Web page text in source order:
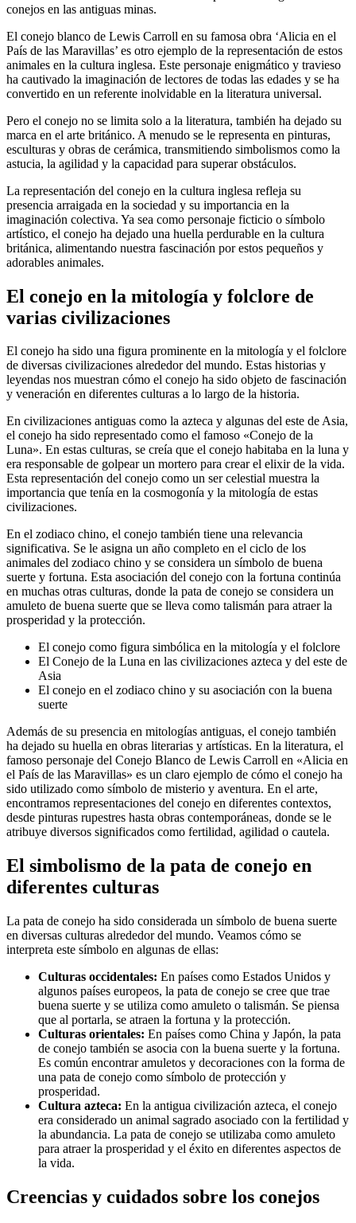
conejos en las antiguas minas.
El conejo blanco de Lewis Carroll en su famosa obra ‘Alicia en el
País de las Maravillas’ es otro ejemplo de la representación de estos
animales en la cultura inglesa. Este personaje enigmático y travieso
ha cautivado la imaginación de lectores de todas las edades y se ha
convertido en un referente inolvidable en la literatura universal.
Pero el conejo no se limita solo a la literatura, también ha dejado su
marca en el arte británico. A menudo se le representa en pinturas,
esculturas y obras de cerámica, transmitiendo simbolismos como la
astucia, la agilidad y la capacidad para superar obstáculos.
La representación del conejo en la cultura inglesa refleja su
presencia arraigada en la sociedad y su importancia en la
imaginación colectiva. Ya sea como personaje ficticio o símbolo
artístico, el conejo ha dejado una huella perdurable en la cultura
británica, alimentando nuestra fascinación por estos pequeños y
adorables animales.
El conejo en la mitología y folclore de
varias civilizaciones
El conejo ha sido una figura prominente en la mitología y el folclore
de diversas civilizaciones alrededor del mundo. Estas historias y
leyendas nos muestran cómo el conejo ha sido objeto de fascinación
y veneración en diferentes culturas a lo largo de la historia.
En civilizaciones antiguas como la azteca y algunas del este de Asia,
el conejo ha sido representado como el famoso «Conejo de la
Luna». En estas culturas, se creía que el conejo habitaba en la luna y
era responsable de golpear un mortero para crear el elixir de la vida.
Esta representación del conejo como un ser celestial muestra la
importancia que tenía en la cosmogonía y la mitología de estas
civilizaciones.
En el zodiaco chino, el conejo también tiene una relevancia
significativa. Se le asigna un año completo en el ciclo de los
animales del zodiaco chino y se considera un símbolo de buena
suerte y fortuna. Esta asociación del conejo con la fortuna continúa
en muchas otras culturas, donde la pata de conejo se considera un
amuleto de buena suerte que se lleva como talismán para atraer la
prosperidad y la protección.
El conejo como figura simbólica en la mitología y el folclore
El Conejo de la Luna en las civilizaciones azteca y del este de
Asia
El conejo en el zodiaco chino y su asociación con la buena
suerte
Además de su presencia en mitologías antiguas, el conejo también
ha dejado su huella en obras literarias y artísticas. En la literatura, el
famoso personaje del Conejo Blanco de Lewis Carroll en «Alicia en
el País de las Maravillas» es un claro ejemplo de cómo el conejo ha
sido utilizado como símbolo de misterio y aventura. En el arte,
encontramos representaciones del conejo en diferentes contextos,
desde pinturas rupestres hasta obras contemporáneas, donde se le
atribuye diversos significados como fertilidad, agilidad o cautela.
El simbolismo de la pata de conejo en
diferentes culturas
La pata de conejo ha sido considerada un símbolo de buena suerte
en diversas culturas alrededor del mundo. Veamos cómo se
interpreta este símbolo en algunas de ellas:
Culturas occidentales: En países como Estados Unidos y
algunos países europeos, la pata de conejo se cree que trae
buena suerte y se utiliza como amuleto o talismán. Se piensa
que al portarla, se atraen la fortuna y la protección.
Culturas orientales: En países como China y Japón, la pata
de conejo también se asocia con la buena suerte y la fortuna.
Es común encontrar amuletos y decoraciones con la forma de
una pata de conejo como símbolo de protección y
prosperidad.
Cultura azteca: En la antigua civilización azteca, el conejo
era considerado un animal sagrado asociado con la fertilidad y
la abundancia. La pata de conejo se utilizaba como amuleto
para atraer la prosperidad y el éxito en diferentes aspectos de
la vida.
Creencias y cuidados sobre los conejos